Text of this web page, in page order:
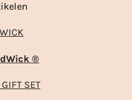
®
SET